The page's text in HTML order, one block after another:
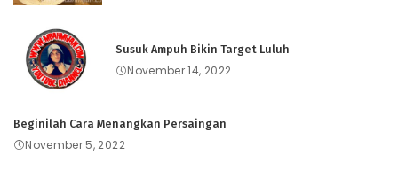
Susuk Ampuh Bikin Target Luluh
November 14, 2022
Beginilah Cara Menangkan Persaingan
November 5, 2022